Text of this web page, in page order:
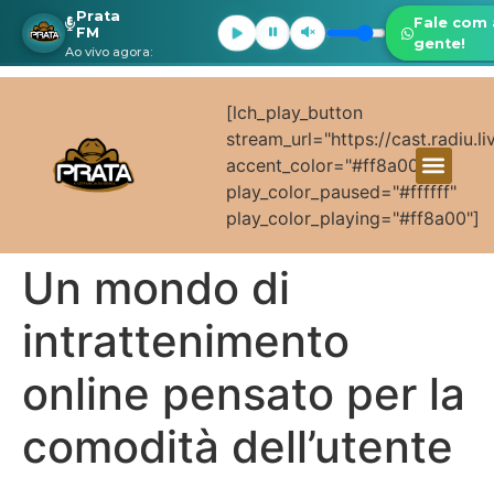
[lch_play_button
stream_url="https://
accent_color="#ff8a00"
play_color_paused="#ffffff"
play_color_playing="#ff8a00"]
Un mondo di
intrattenimento
online pensato per la
comodità dell’utente
Prata
FM
Ao vivo agora:
Fale com
gente!